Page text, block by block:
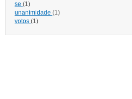
se (1)
unanimidade (1)
votos (1)